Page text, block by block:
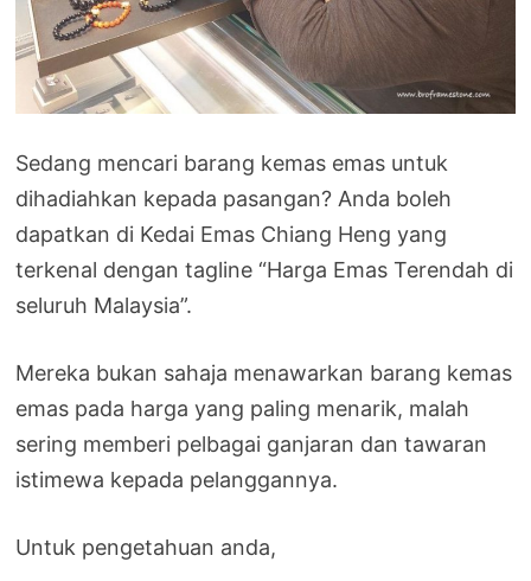
Sedang mencari barang kemas emas untuk
dihadiahkan kepada pasangan? Anda boleh
dapatkan di Kedai Emas Chiang Heng yang
terkenal dengan tagline “Harga Emas Terendah di
seluruh Malaysia”.
Mereka bukan sahaja menawarkan barang kemas
emas pada harga yang paling menarik, malah
sering memberi pelbagai ganjaran dan tawaran
istimewa kepada pelanggannya.
Untuk pengetahuan anda,